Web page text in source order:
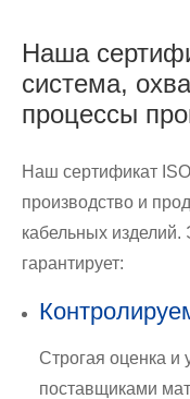
Наша
система,
процессы
Наш сертификат
производство и
кабельных
гарантирует:
Строгая оценка
поставщиками